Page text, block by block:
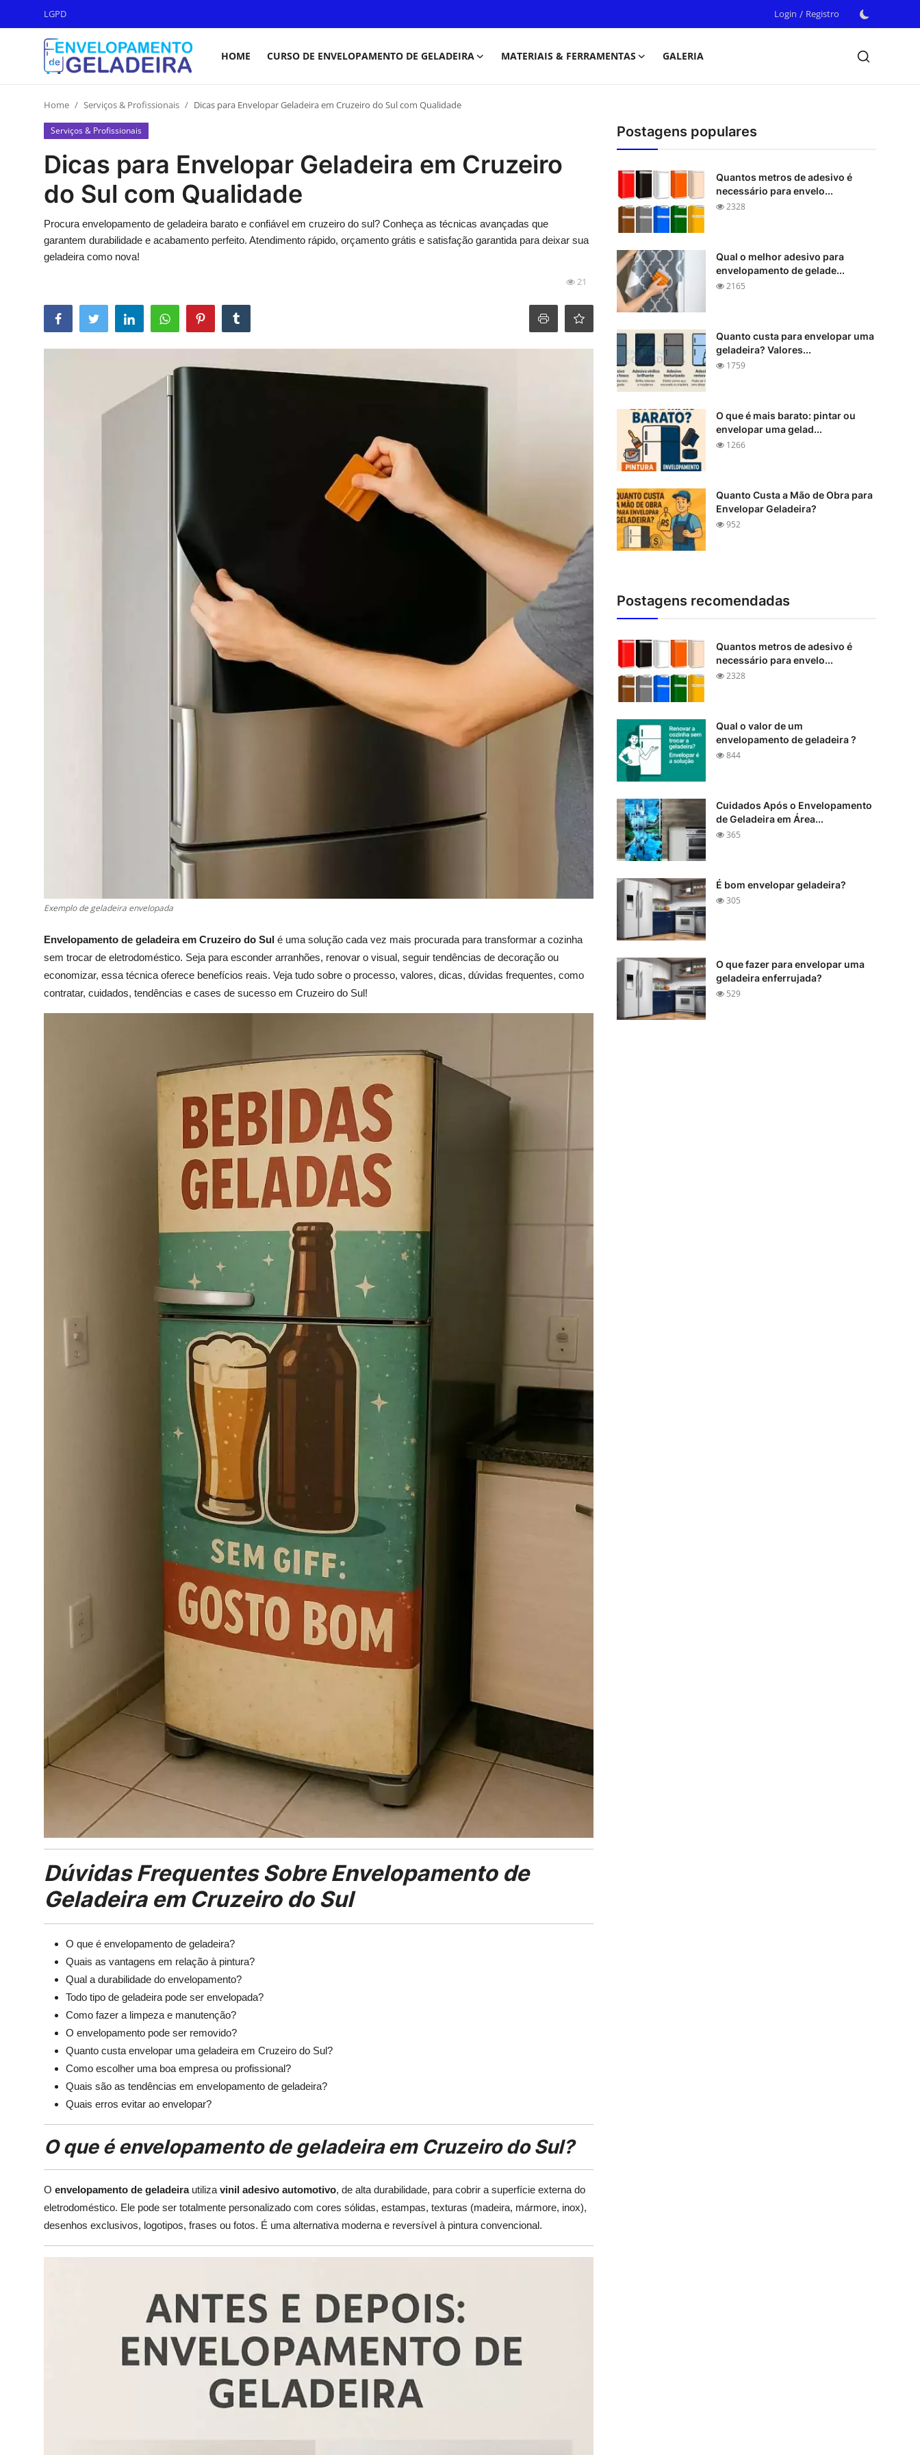
LGPD Login / Registro
HOME CURSO DE ENVELOPAMENTO DE GELADEIRA MATERIAIS & FERRAMENTAS
GALERIA
Login
Registro
Curso de Envelopamento de
Geladeira
Materiais & Ferramentas
Galeria
Home Serviços & Profissionais Dicas para Envelopar Geladeira em Cruzeiro do Sul com Qualidade
Serviços & Profissionais
Dicas para Envelopar Geladeira em Cruzeiro
do Sul com Qualidade
Procura envelopamento de geladeira barato e confiável em cruzeiro do sul? Conheça as técnicas avançadas que
garantem durabilidade e acabamento perfeito. Atendimento rápido, orçamento grátis e satisfação garantida para deixar sua
geladeira como nova!
21
Exemplo de geladeira envelopada
Envelopamento de geladeira em Cruzeiro do Sul é uma solução cada vez mais procurada para transformar a cozinha
sem trocar de eletrodoméstico. Seja para esconder arranhões, renovar o visual, seguir tendências de decoração ou
economizar, essa técnica oferece benefícios reais. Veja tudo sobre o processo, valores, dicas, dúvidas frequentes, como
contratar, cuidados, tendências e cases de sucesso em Cruzeiro do Sul!
Dúvidas Frequentes Sobre Envelopamento de
Geladeira em Cruzeiro do Sul
O que é envelopamento de geladeira?
Quais as vantagens em relação à pintura?
Qual a durabilidade do envelopamento?
Todo tipo de geladeira pode ser envelopada?
Como fazer a limpeza e manutenção?
O envelopamento pode ser removido?
Quanto custa envelopar uma geladeira em Cruzeiro do Sul?
Como escolher uma boa empresa ou profissional?
Quais são as tendências em envelopamento de geladeira?
Quais erros evitar ao envelopar?
O que é envelopamento de geladeira em Cruzeiro do Sul?
O envelopamento de geladeirautiliza vinil adesivo automotivo, de alta durabilidade, para cobrir a superfície externa do
eletrodoméstico. Ele pode ser totalmente personalizado com cores sólidas, estampas, texturas (madeira, mármore, inox),
desenhos exclusivos, logotipos, frases ou fotos. É uma alternativa moderna e reversível à pintura convencional.
Postagens populares
Quantos metros de adesivo é
necessário para envelo...
2328
Qual o melhor adesivo para
envelopamento de gelade...
2165
Quanto custa para envelopar uma
geladeira? Valores...
1759
O que é mais barato: pintar ou
envelopar uma gelad...
1266
Quanto Custa a Mão de Obra para
Envelopar Geladeira?
952
Postagens recomendadas
Quantos metros de adesivo é
necessário para envelo...
2328
Qual o valor de um
envelopamento de geladeira ?
844
Cuidados Após o Envelopamento
de Geladeira em Área...
365
É bom envelopar geladeira?
305
O que fazer para envelopar uma
geladeira enferrujada?
529